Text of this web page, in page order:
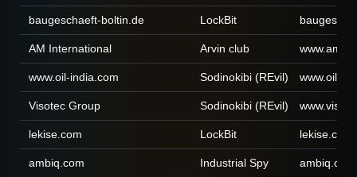
baugeschaeft-boltin.de LockBit
AM International Arvin club
www.oil-india.com Sodinokibi (REvil) www.oil-
Visotec Group Sodinokibi (REvil)
lekise.com LockBit lekise.com
ambiq.com Industrial Spy ambiq.com